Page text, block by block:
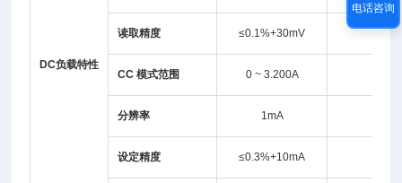
DC负载特性
读取精度 ≤0.1%+30mV
CC模式范围 0 ~ 3.200A
分辨率 1mA
设定精度 ≤0.3%+10mA
电话咨询